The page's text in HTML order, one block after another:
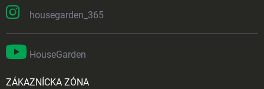
housegarden_365
HouseGarden
ZÁKAZNÍCKA ZÓNA